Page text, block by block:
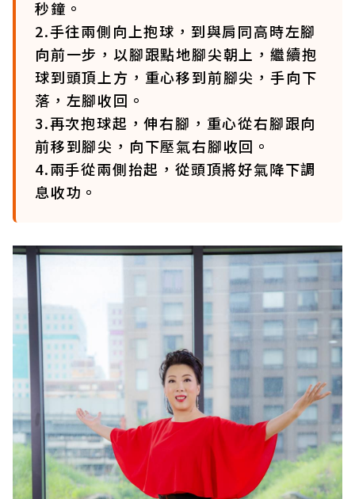
秒鐘。
2.手往兩側向上抱球，到與肩同高時左腳
向前一步，以腳跟點地腳尖朝上，繼續抱
球到頭頂上方，重心移到前腳尖，手向下
落，左腳收回。
3.再次抱球起，伸右腳，重心從右腳跟向
前移到腳尖，向下壓氣右腳收回。
4.兩手從兩側抬起，從頭頂將好氣降下調
息收功。